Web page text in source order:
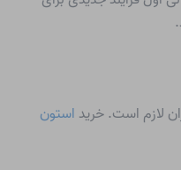
لازم است. خرید استون